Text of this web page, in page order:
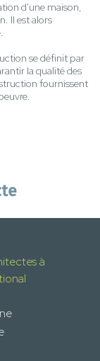
d'une maison,
Il est alors
se définit par
la qualité des
fournissent
à